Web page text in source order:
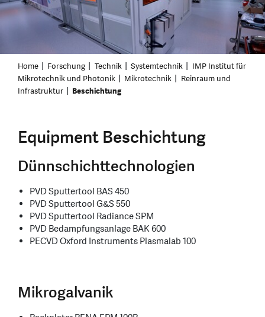
Home Forschung Technik Systemtechnik
IMP Institut für
Mikrotechnik und Photonik
Mikrotechnik
Reinraum und
Infrastruktur
Beschichtung
Equipment Beschichtung
Dünnschichttechnologien
PVD Sputtertool BAS 450
PVD Sputtertool G&S 550
PVD Sputtertool Radiance SPM
PVD Bedampfungsanlage BAK 600
PECVD Oxford Instruments Plasmalab 100
Mikrogalvanik